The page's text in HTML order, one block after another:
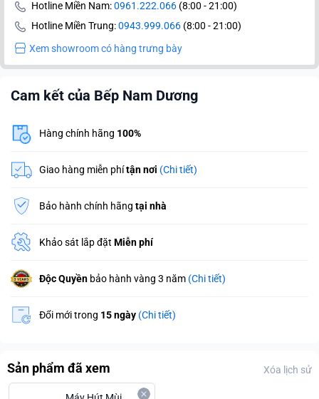
Hotline Miền Nam:0961.222.066 (8:00 - 21:00)
Hotline Miền Trung:0943.999.066 (8:00 - 21:00)
Xem showroom có hàng trưng bày
Cam kết của Bếp Nam Dương
Hàng chính hãng 100%
Giao hàng miễn phítận nơi (Chi tiết)
Bảo hành chính hãng tại nhà
Khảo sát lắp đặt Miễn phí
Độc Quyền bảo hành vàng 3 năm (Chi tiết)
Đổi mới trong 15 ngày (Chi tiết)
Sản phẩm đã xem Xóa lịch sử